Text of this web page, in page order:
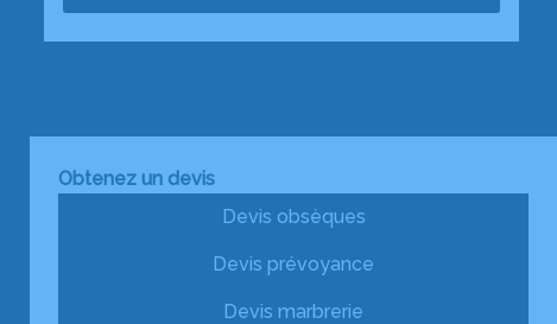
Obtenez un devis
Devis obsèques
Devis prévoyance
Devis marbrerie